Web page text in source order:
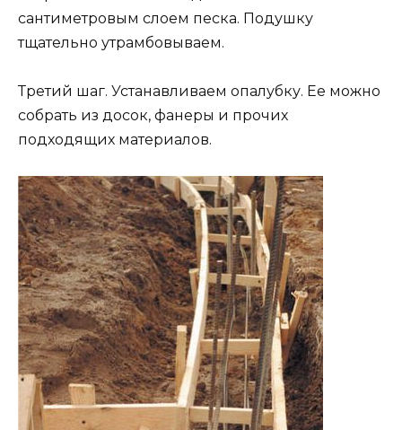
сантиметровым слоем песка. Подушку
тщательно утрамбовываем.
Третий шаг. Устанавливаем опалубку. Ее можно
собрать из досок, фанеры и прочих
подходящих материалов.